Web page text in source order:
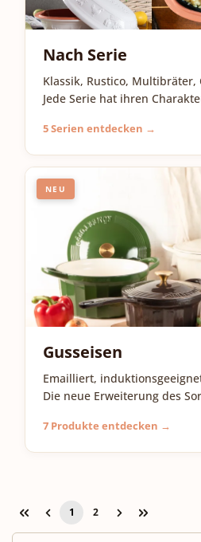
Nach Serie
Klassik, Rustico, Multibräter,
Jede Serie hat ihren
5 Serien entdecken →
NEU
Gusseisen
Emailliert,
Die neue Erweiterung des
7 Produkte entdecken →
Seite
1 Seite
2